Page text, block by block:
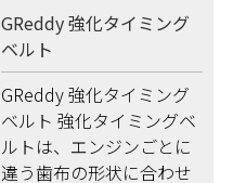
GReddy 強化タイミング
ベルト
GReddy 強化タイミング
ベルト 強化タイミングベ
ルトは、エンジンごとに
違う歯布の形状に合わせ